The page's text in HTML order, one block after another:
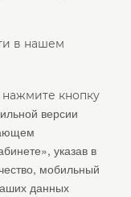
в нашем
кнопку
версии
указав в
мобильный
данных